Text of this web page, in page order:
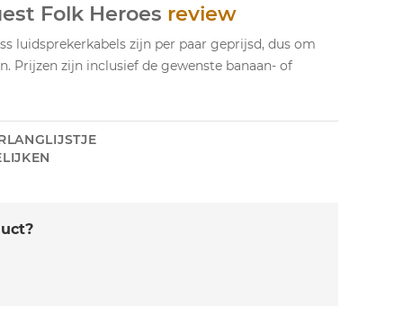
Folk Heroes review
luidsprekerkabels zijn per paar geprijsd, dus om
Prijzen zijn inclusief de gewenste banaan- of